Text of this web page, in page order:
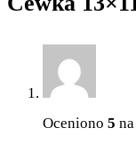
Oceniono 5